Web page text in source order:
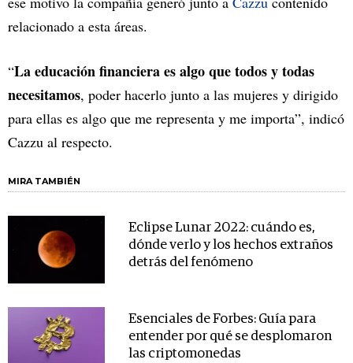
relacionado a esta áreas.
“La educación financiera es algo que todos y todas
necesitamos, poder hacerlo junto a las mujeres y dirigido
para ellas es algo que me representa y me importa”, indicó
Cazzu al respecto.
MIRA TAMBIÉN
Eclipse Lunar 2022: cuándo es,
dónde verlo y los hechos extraños
detrás del fenómeno
Esenciales de Forbes: Guía para
entender por qué se desplomaron
las criptomonedas